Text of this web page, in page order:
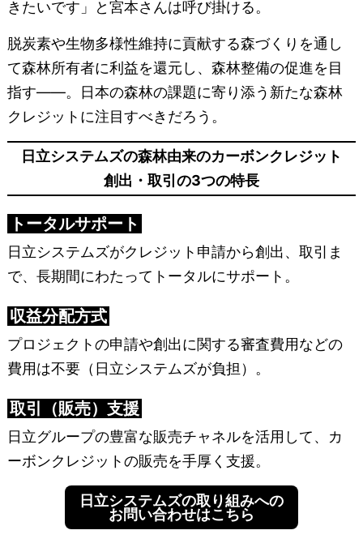
きたいです」と宮本さんは呼び掛ける。
脱炭素や生物多様性維持に貢献する森づくりを通し
て森林所有者に利益を還元し、森林整備の促進を目
指す――。日本の森林の課題に寄り添う新たな森林
クレジットに注目すべきだろう。
日立システムズの森林由来のカーボンクレジット
創出・取引の3つの特長
トータルサポート
日立システムズがクレジット申請から創出、取引ま
で、長期間にわたってトータルにサポート。
収益分配方式
プロジェクトの申請や創出に関する審査費用などの
費用は不要（日立システムズが負担）。
取引（販売）支援
日立グループの豊富な販売チャネルを活用して、カ
ーボンクレジットの販売を手厚く支援。
日立システムズの取り組みへの
お問い合わせはこちら